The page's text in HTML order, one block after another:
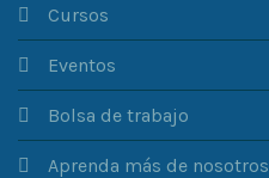
Cursos
Eventos
Bolsa de trabajo
Aprenda más de nosotros